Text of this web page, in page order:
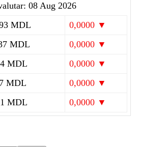
08 Aug 2026
MDL
0,0000 ▼
MDL
0,0000 ▼
MDL
0,0000 ▼
MDL
0,0000 ▼
MDL 0,0000 ▼